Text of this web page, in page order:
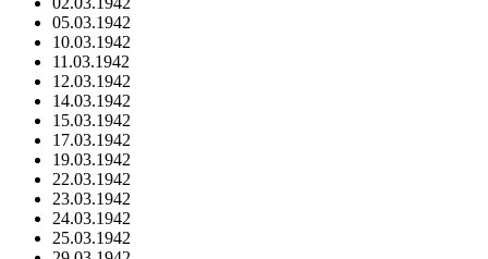
05.03.1942
10.03.1942
11.03.1942
12.03.1942
14.03.1942
15.03.1942
17.03.1942
19.03.1942
22.03.1942
23.03.1942
24.03.1942
25.03.1942